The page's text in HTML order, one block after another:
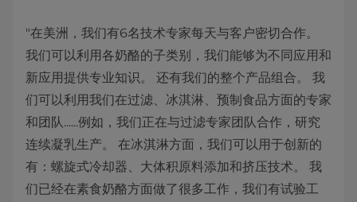
"在美洲，我们有6名技术专家每天与客户密切合作。
我们可以利用各奶酪的子类别，我们能够为不同应用和
新应用提供专业知识。 还有我们的整个产品组合。 我
们可以利用我们在过滤、冰淇淋、预制食品方面的专家
和团队......例如，我们正在与过滤专家团队合作，研究
连续凝乳生产。 在冰淇淋方面，我们可以用于创新的
有：螺旋式冷却器、大体积原料添加和挤压技术。 我
们已经在素食奶酪方面做了很多工作，我们有试验工